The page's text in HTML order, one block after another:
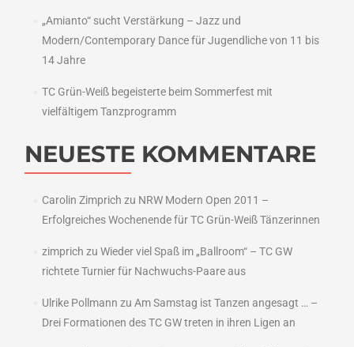
„Amianto“ sucht Verstärkung – Jazz und
Modern/Contemporary Dance für Jugendliche von 11 bis
14 Jahre
TC Grün-Weiß begeisterte beim Sommerfest mit
vielfältigem Tanzprogramm
NEUESTE KOMMENTARE
Carolin Zimprich zu NRW Modern Open 2011 –
Erfolgreiches Wochenende für TC Grün-Weiß Tänzerinnen
zimprich zu Wieder viel Spaß im „Ballroom“ – TC GW
richtete Turnier für Nachwuchs-Paare aus
Ulrike Pollmann zu Am Samstag ist Tanzen angesagt … –
Drei Formationen des TC GW treten in ihren Ligen an